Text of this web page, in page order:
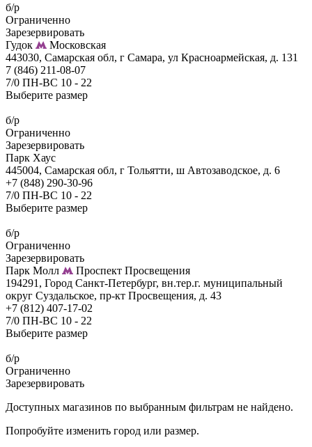
б/р
Ограниченно
Зарезервировать
Гудок
Московская
443030, Самарская обл, г Самара, ул Красноармейская, д. 131
7 (846) 211-08-07
7/0 ПН-ВС 10 - 22
Выберите размер
б/р
Ограниченно
Зарезервировать
Парк Хаус
445004, Самарская обл, г Тольятти, ш Автозаводское, д. 6
+7 (848) 290-30-96
7/0 ПН-ВС 10 - 22
Выберите размер
б/р
Ограниченно
Зарезервировать
Парк Молл
Проспект Просвещения
194291, Город Санкт-Петербург, вн.тер.г. муниципальный
округ Суздальское, пр-кт Просвещения, д. 43
+7 (812) 407-17-02
7/0 ПН-ВС 10 - 22
Выберите размер
б/р
Ограниченно
Зарезервировать
Доступных магазинов по выбранным фильтрам не найдено.
Попробуйте изменить город или размер.